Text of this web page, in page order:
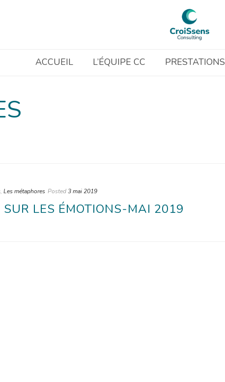
ACCUEIL L’ÉQUIPE CC PRESTATIONS
, Les métaphores Posted3 mai 2019
SUR LES ÉMOTIONS-MAI 2019